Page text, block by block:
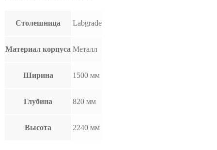
Столешница Labgrade
Материал корпуса Металл
Ширина 1500 мм
Глубина 820 мм
Высота 2240 мм